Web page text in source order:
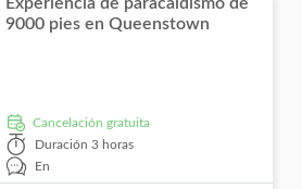
9000 pies en Queenstown
cancelación gratuita
Duración 3 horas
En